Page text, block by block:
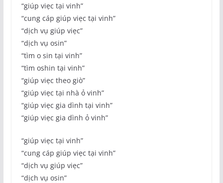
“giúp viẹc tại vinh”
“cung cáp giúp viẹc tại vinh”
“dịch vụ giúp viẹc”
“dịch vụ osin”
“tìm o sin tại vinh”
“tìm oshin tại vinh”
“giúp viẹc theo giò”
“giúp viẹc tại nhà ỏ vinh”
“giúp viẹc gia dình tại vinh”
“giúp viẹc gia dình ỏ vinh”
“giúp viẹc tại vinh”
“cung cáp giúp viẹc tại vinh”
“dịch vụ giúp viẹc”
“dịch vụ osin”